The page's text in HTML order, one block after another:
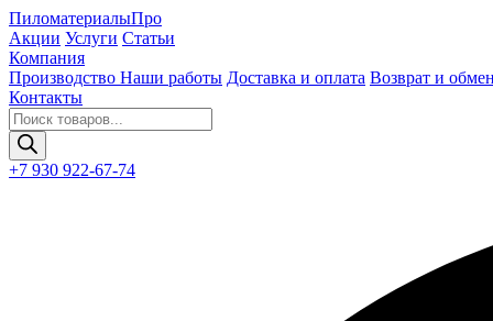
ПиломатериалыПро
Акции Услуги Статьи
Компания
Производство Наши работы Доставка и оплата Возврат и
Контакты
Поиск
товаров
+7 930 922-67-74